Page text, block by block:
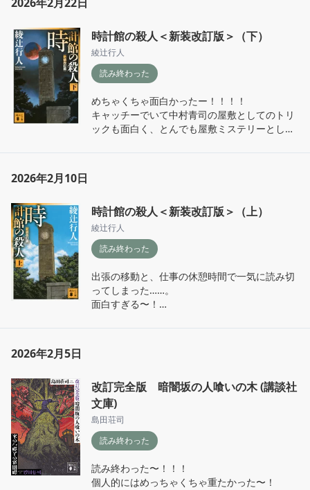
時計館の殺人＜新装改訂版＞（下）
綾辻行人
読み終わった
めちゃくちゃ面白かったー！！！！
キャッチーでいて中村青司の屋敷としてのトリ
ックも面白く、とんでも屋敷ミステリーとして
ど読み終わる頃には気にならなくなっているの
はすごいなあ
次の館シリーズも読んでいきたいし時計館の映
像化も楽しみ
2026年2月10日
時計館の殺人＜新装改訂版＞（上）
綾辻行人
読み終わった
出張の移動と、仕事の休憩時間で一気に読み切
ってしまった……。
面白すぎる〜！
2026年2月5日
改訂完全版 暗闇坂の人喰いの木 (講談社
文庫)
島田荘司
読み終わった
読み終わった〜！！！
個人的にはめっちゃくちゃ重たかった〜！